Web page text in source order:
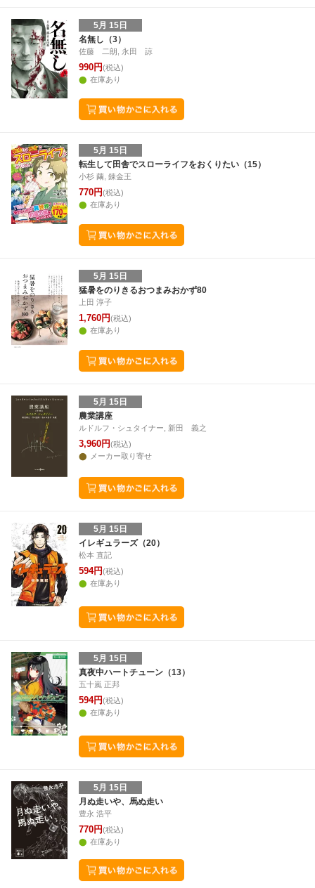
5月 15日
名無し（3）
佐藤 二朗, 永田 諒
990円(税込)
在庫あり
5月 15日
転生して田舎でスローライフをおくりたい（15）
小杉 繭, 錬金王
770円(税込)
在庫あり
5月 15日
猛暑をのりきるおつまみおかず80
上田 淳子
1,760円(税込)
在庫あり
5月 15日
農業講座
ルドルフ・シュタイナー, 新田 義之
3,960円(税込)
メーカー取り寄せ
5月 15日
イレギュラーズ（20）
松本 直記
594円(税込)
在庫あり
5月 15日
真夜中ハートチューン（13）
五十嵐 正邦
594円(税込)
在庫あり
5月 15日
月ぬ走いや、馬ぬ走い
豊永 浩平
770円(税込)
在庫あり